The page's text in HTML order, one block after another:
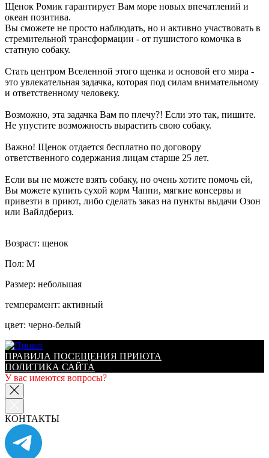
Щенок Ромик гарантирует Вам море новых впечатлений и
океан позитива.
Вы сможете не просто наблюдать, но и активно участвовать в
стремительной трансформации - от пушистого комочка в
статную собаку.
Стать центром Вселенной этого щенка и основой его мира -
это увлекательная задачка, которая под силам внимательному
и ответственному человеку.
Возможно, эта задачка Вам по плечу?! Если это так, пишите.
Не упустите возможность вырастить свою собаку.
Важно! Щенок отдается бесплатно по договору
ответственного содержания лицам старше 25 лет.
Если вы не можете взять собаку, но очень хотите помочь ей,
Вы можете купить сухой корм Чаппи, мягкие консервы и
привезти в приют, либо сделать заказ на пункты выдачи Озон
или Вайлдбериз.
Возраст: щенок
Пол: М
Размер: небольшая
темперамент: активный
цвет: черно-белый
ПРАВИЛА ПОСЕЩЕНИЯ ПРИЮТА
ПОЛИТИКА САЙТА
У вас имеются вопросы?
КОНТАКТЫ